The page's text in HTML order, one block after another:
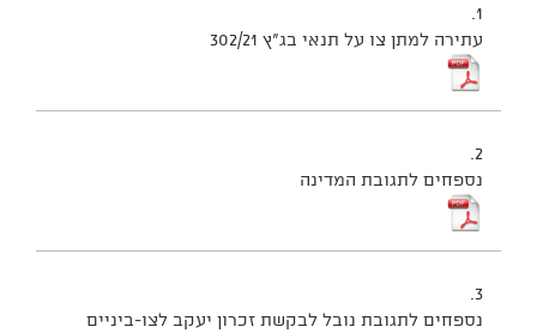
1.
עתירה למתן צו על תנאי בג"ץ 302/21
2.
נספחים לתגובת המדינה
3.
נספחים לתגובת נובל לבקשת זכרון יעקב לצו-ביניים